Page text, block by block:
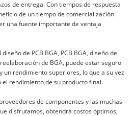
de entrega. Con tiempos de respuesta
de un tiempo de comercialización
una fuente importante de ventaja
de PCB BGA, PCB BGA, diseño de
de BGA, puede estar seguro
un rendimiento superiores, lo que a su vez
rendimiento de su producto final.
de componentes y las muchas
disfrutamos, obtendrá costos óptimos,